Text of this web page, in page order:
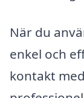
När du
enkel och
kontakt